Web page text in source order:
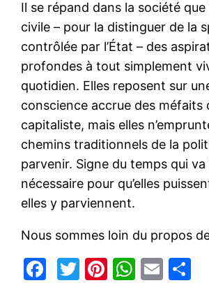
Il se répand dans la société que
civile – pour la distinguer de la
contrôlée par l’État – des
profondes à tout simplement
quotidien. Elles reposent sur
conscience accrue des méfaits
capitaliste, mais elles
chemins traditionnels de la
parvenir. Signe du temps qui
nécessaire pour qu’elles
elles y parviennent.
Nous sommes loin du propos
Facebook
Twitter
Pinterest
Email